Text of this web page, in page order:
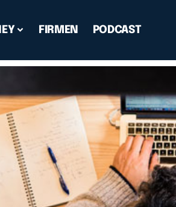
FIRMEN PODCAST